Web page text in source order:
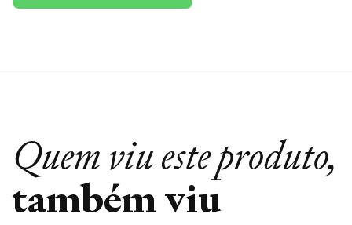
Quem viu este produto,
também viu